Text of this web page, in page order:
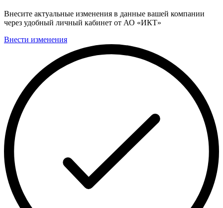
Внесите актуальные изменения в данные вашей компании
через удобный личный кабинет от АО «ИКТ»
Внести изменения